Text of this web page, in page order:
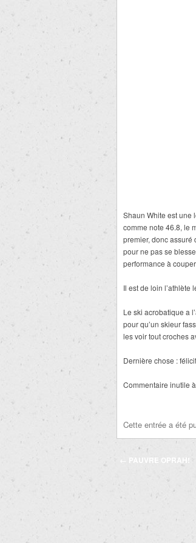
Shaun White est une
comme note 46.8, le
premier, donc assuré
pour ne pas se
performance à
Il est de loin l’athlète
Le ski acrobatique a
pour qu’un skieur
les voir tout croches
Dernière chose :
Commentaire inutile
Cette entrée a été
Navigation
articles
PAUVRE OPRAH!